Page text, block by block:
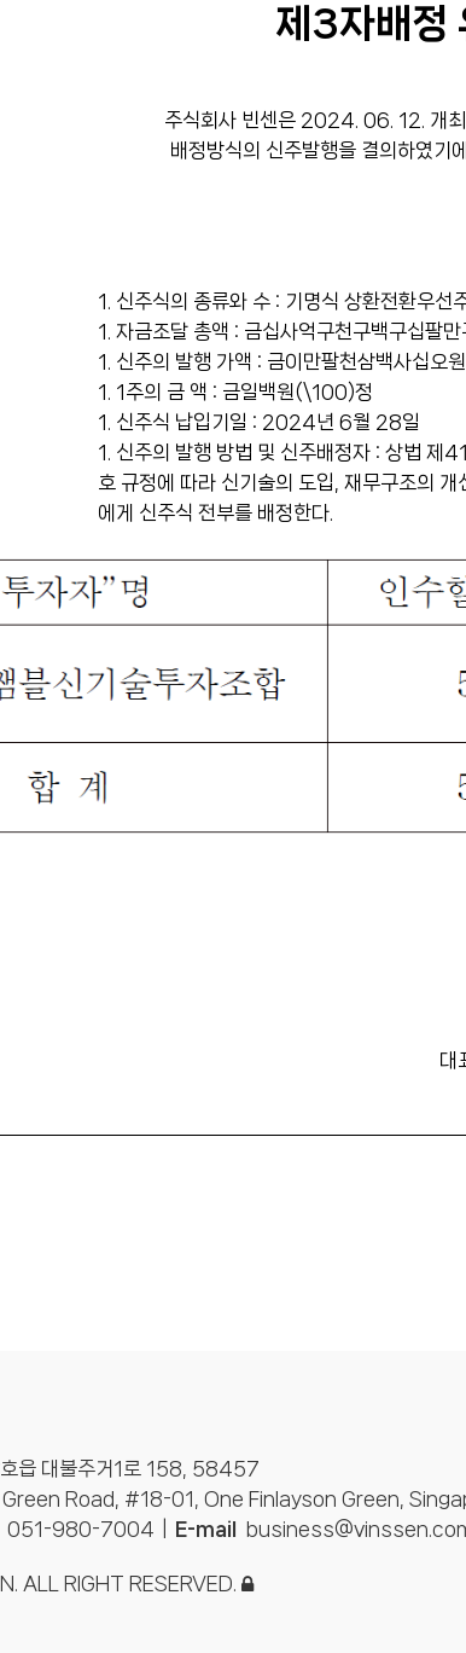
제3자배정
주식회사 빈센은 2024. 06. 12. 개
배정방식의 신주발행을 결의하였기
1. 신주식의 종류와 수 : 기명식 상환전환우
1. 자금조달 총액 : 금십사억구천구백구십
1. 신주의 발행 가액 : 금이만팔천삼백사십
1. 1주의 금 액 : 금일백원(\100)정
1. 신주식 납입기일 : 2024년 6월 28일
1. 신주의 발행 방법 및 신주배정자 : 상법
호 규정에 따라 신기술의 도입, 재무구조의
에게 신주식 전부를 배정한다.
대
호읍 대불주거1로 158, 58457
Green Road, #18-01, One Finlayson Green,
051-980-7004 E-mail
RIGHT RESERVED.